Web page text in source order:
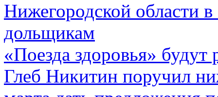
Нижегородской области
дольщикам
«Поезда здоровья» будут
Глеб Никитин поручил